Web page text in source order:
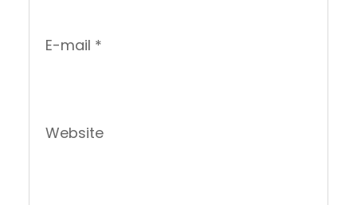
E-mail *
Website